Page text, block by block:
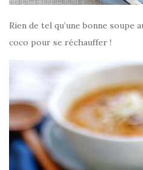
Rien de tel qu’une bonne
coco pour se réchauffer !